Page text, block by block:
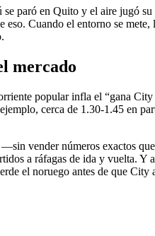
paró en Quito y el aire jugó
eso. Cuando el entorno se
mercado
popular infla el “gana
cerca de 1.30-1.45 en
vender números exactos
a ráfagas de ida y vuelta.
el noruego antes de que City